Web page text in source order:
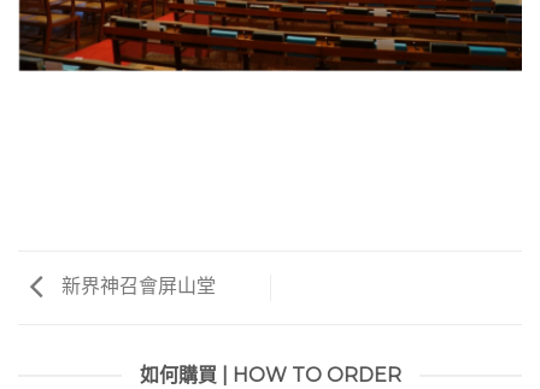
新界神召會屏山堂
如何購買 | HOW TO ORDER